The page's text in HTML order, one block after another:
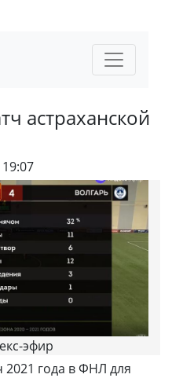
астраханской
эфир
года в ФНЛ для